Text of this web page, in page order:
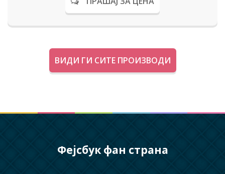
ВИДИ ГИ СИТЕ ПРОИЗВОДИ
Фејсбук фан страна